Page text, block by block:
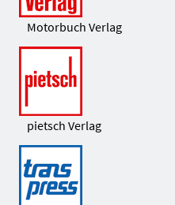
Motorbuch Verlag
pietsch Verlag